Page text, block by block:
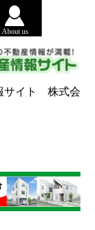
About us
サイト 株式会